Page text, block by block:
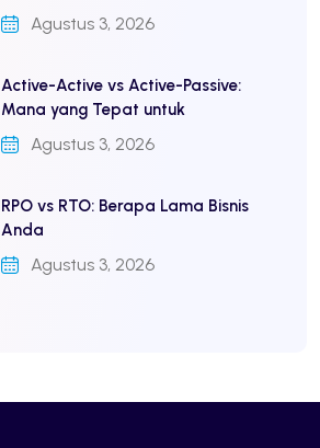
Agustus 3, 2026
Active-Active vs Active-Passive:
Mana yang Tepat untuk
Agustus 3, 2026
RPO vs RTO: Berapa Lama Bisnis
Anda
Agustus 3, 2026